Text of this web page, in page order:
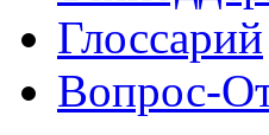
Глоссарий
Вопрос-